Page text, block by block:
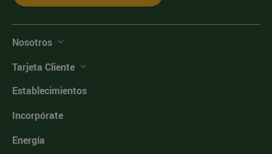
Nosotros
Tarjeta Cliente
Establecimientos
Incorpórate
Energía